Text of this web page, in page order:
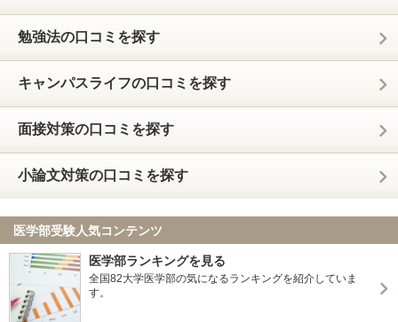
勉強法の口コミを探す
キャンパスライフの口コミを探す
面接対策の口コミを探す
小論文対策の口コミを探す
医学部受験人気コンテンツ
医学部ランキングを見る
全国82大学医学部の気になるランキングを紹介していま
す。